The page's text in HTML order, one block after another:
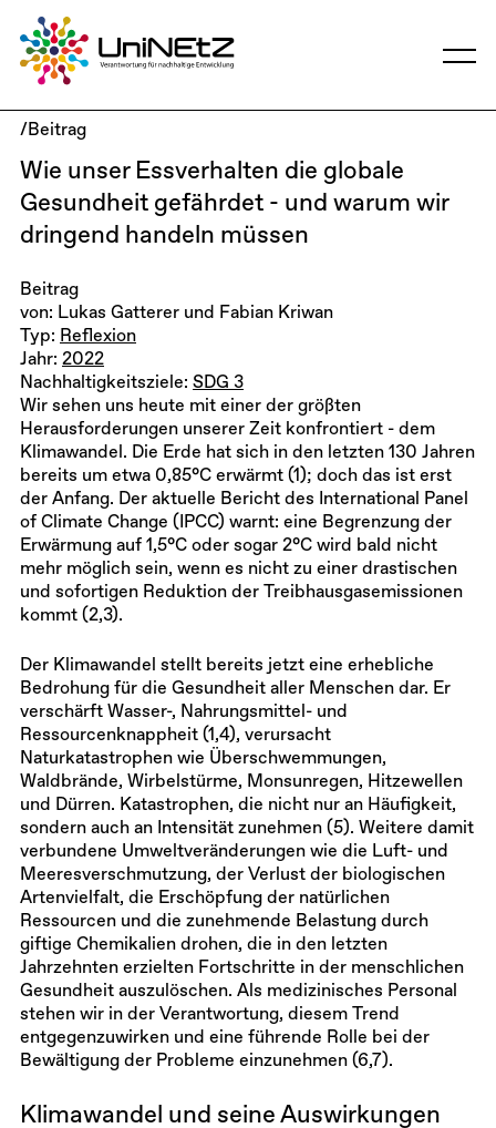
/Beitrag
Wie unser Essverhalten die globale
Gesundheit gefährdet - und warum wir
dringend handeln müssen
Beitrag
von: Lukas Gatterer und Fabian Kriwan
Typ: Reflexion
Jahr: 2022
Nachhaltigkeitsziele: SDG 3
Wir sehen uns heute mit einer der größten
Herausforderungen unserer Zeit konfrontiert - dem
Klimawandel. Die Erde hat sich in den letzten 130 Jahren
bereits um etwa 0,85°C erwärmt (1); doch das ist erst
der Anfang. Der aktuelle Bericht des International Panel
of Climate Change (IPCC) warnt: eine Begrenzung der
Erwärmung auf 1,5°C oder sogar 2°C wird bald nicht
mehr möglich sein, wenn es nicht zu einer drastischen
und sofortigen Reduktion der Treibhausgasemissionen
kommt (2,3).
Der Klimawandel stellt bereits jetzt eine erhebliche
Bedrohung für die Gesundheit aller Menschen dar. Er
verschärft Wasser-, Nahrungsmittel- und
Ressourcenknappheit (1,4), verursacht
Naturkatastrophen wie Überschwemmungen,
Waldbrände, Wirbelstürme, Monsunregen, Hitzewellen
und Dürren. Katastrophen, die nicht nur an Häufigkeit,
sondern auch an Intensität zunehmen (5). Weitere damit
verbundene Umweltveränderungen wie die Luft- und
Meeresverschmutzung, der Verlust der biologischen
Artenvielfalt, die Erschöpfung der natürlichen
Ressourcen und die zunehmende Belastung durch
giftige Chemikalien drohen, die in den letzten
Jahrzehnten erzielten Fortschritte in der menschlichen
Gesundheit auszulöschen. Als medizinisches Personal
stehen wir in der Verantwortung, diesem Trend
entgegenzuwirken und eine führende Rolle bei der
Bewältigung der Probleme einzunehmen (6,7).
Klimawandel und seine Auswirkungen